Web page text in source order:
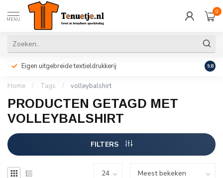
MENU
0
Eigen uitgebreide textieldrukkerij 9.8
Home / Tags / volleybalshirt
PRODUCTEN GETAGD MET
VOLLEYBALSHIRT
FILTERS